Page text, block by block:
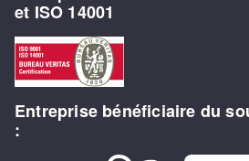
et ISO 14001
Entreprise bénéficiaire du
: